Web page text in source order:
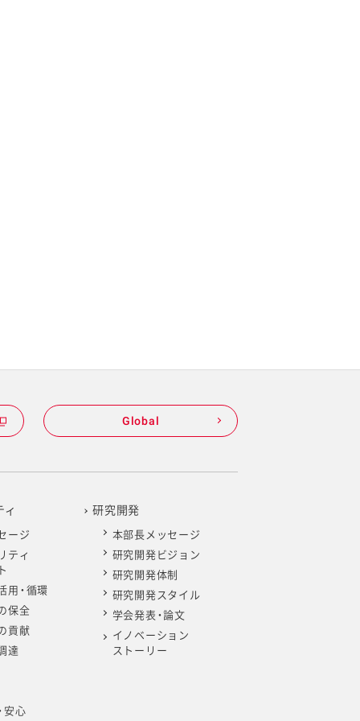
Global
ィ
ージ
ティ
用・循環
保全
貢献
達
安心
研究開発
本部長メッセージ
研究開発ビジョン
研究開発体制
研究開発スタイル
学会発表・論文
イノベーション
ストーリー